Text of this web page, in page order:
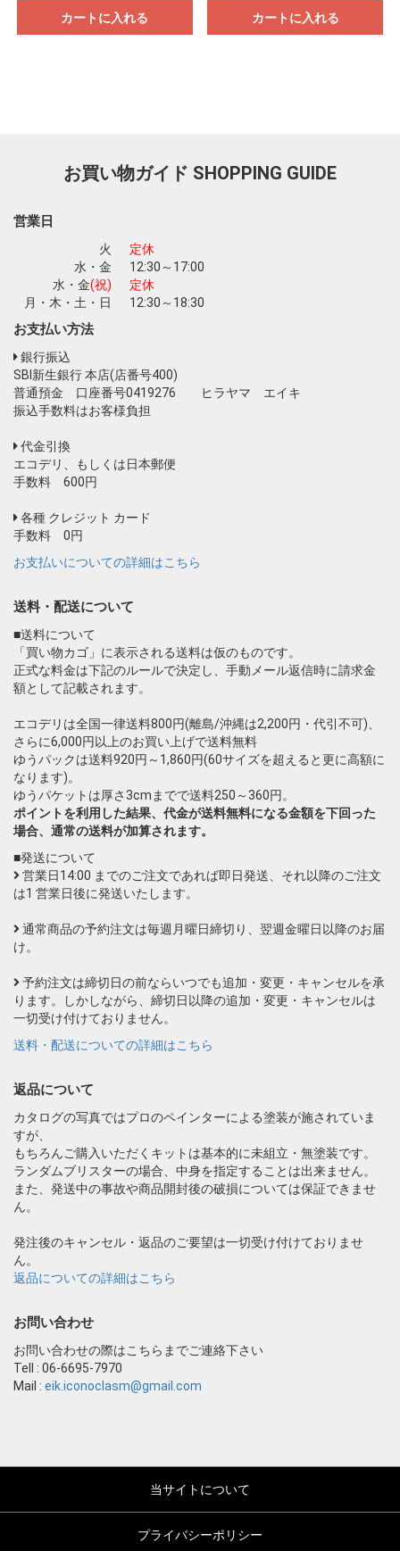
カートに入れる カートに入れる
お買い物を続ける
お買い物ガイド SHOPPING GUIDE
営業日
火
定休
水・金
12:30～17:00
水・金(祝)
定休
月・木・土・日
12:30～18:30
お支払い方法
銀行振込
SBI新生銀行 本店(店番号400)
普通預金 口座番号0419276 ヒラヤマ エイキ
振込手数料はお客様負担
代金引換
エコデリ、もしくは日本郵便
手数料 600円
各種 クレジット カード
手数料 0円
お支払いについての詳細はこちら
送料・配送について
■送料について
「買い物カゴ」に表示される送料は仮のものです。
正式な料金は下記のルールで決定し、手動メール返信時に請求金
額として記載されます。
エコデリは全国一律送料800円(離島/沖縄は2,200円・代引不可)、
さらに6,000円以上のお買い上げで送料無料
ゆうパックは送料920円～1,860円(60サイズを超えると更に高額に
なります)。
ゆうパケットは厚さ3cmまでで送料250～360円。
ポイントを利用した結果、代金が送料無料になる金額を下回った
場合、通常の送料が加算されます。
■発送について
営業日14:00 までのご注文であれば即日発送、それ以降のご注文
は1 営業日後に発送いたします。
通常商品の予約注文は毎週月曜日締切り、翌週金曜日以降のお届
け。
予約注文は締切日の前ならいつでも追加・変更・キャンセルを承
ります。しかしながら、締切日以降の追加・変更・キャンセルは
一切受け付けておりません。
送料・配送についての詳細はこちら
返品について
カタログの写真ではプロのペインターによる塗装が施されていま
すが、
もちろんご購入いただくキットは基本的に未組立・無塗装です。
ランダムブリスターの場合、中身を指定することは出来ません。
また、発送中の事故や商品開封後の破損については保証できませ
ん。
発注後のキャンセル・返品のご要望は一切受け付けておりませ
ん。
返品についての詳細はこちら
お問い合わせ
お問い合わせの際はこちらまでご連絡下さい
Tell : 06-6695-7970
Mail : eik.iconoclasm@gmail.com
当サイトについて
プライバシーポリシー